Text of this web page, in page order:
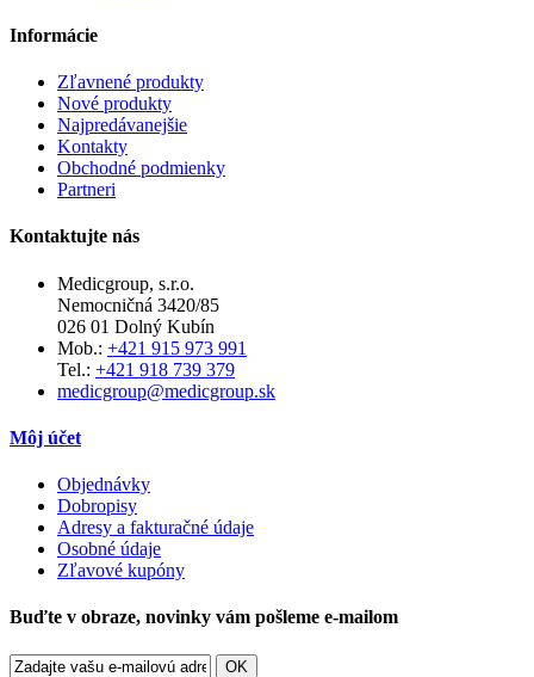
Informácie
Zľavnené produkty
Nové produkty
Najpredávanejšie
Kontakty
Obchodné podmienky
Partneri
Kontaktujte nás
Medicgroup, s.r.o.
Nemocničná 3420/85
026 01 Dolný Kubín
Mob.: +421 915 973 991
Tel.: +421 918 739 379
medicgroup@medicgroup.sk
Môj účet
Objednávky
Dobropisy
Adresy a fakturačné údaje
Osobné údaje
Zľavové kupóny
Buďte v obraze, novinky vám pošleme e-mailom
OK